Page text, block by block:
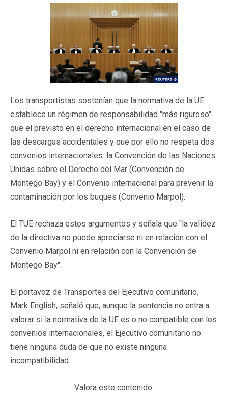
Los transportistas sostenían que la normativa de la UE
establece un régimen de responsabilidad "más riguroso"
que el previsto en el derecho internacional en el caso de
las descargas accidentales y que por ello no respeta dos
convenios internacionales: la Convención de las Naciones
Unidas sobre el Derecho del Mar (Convención de
Montego Bay) y el Convenio internacional para prevenir la
contaminación por los buques (Convenio Marpol).
El TUE rechaza estos argumentos y señala que "la validez
de la directiva no puede apreciarse ni en relación con el
Convenio Marpol ni en relación con la Convención de
Montego Bay".
El portavoz de Transportes del Ejecutivo comunitario,
Mark English, señaló que, aunque la sentencia no entra a
valorar si la normativa de la UE es o no compatible con los
convenios internacionales, el Ejecutivo comunitario no
tiene ninguna duda de que no existe ninguna
incompatibilidad.
Valora este contenido.